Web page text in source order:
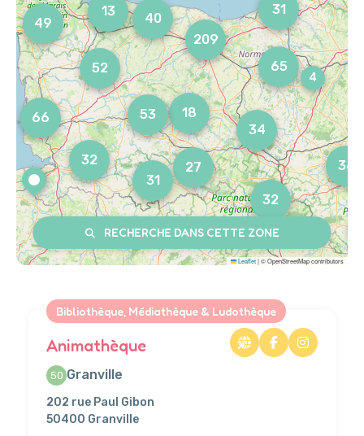
Bibliothèque, Médiathèque & Ludothèque
Animathèque
50 Granville
202 rue Paul Gibon
50400 Granville
4
34
36
32
18
31
40
53
65
209
13
27
31
32
49
52
66
Leaflet|© OpenStreetMap contributors
RECHERCHE DANS CETTE ZONE